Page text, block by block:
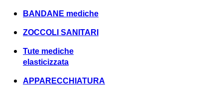
BANDANE mediche
ZOCCOLI SANITARI
Tute mediche
elasticizzata
APPARECCHIATURA